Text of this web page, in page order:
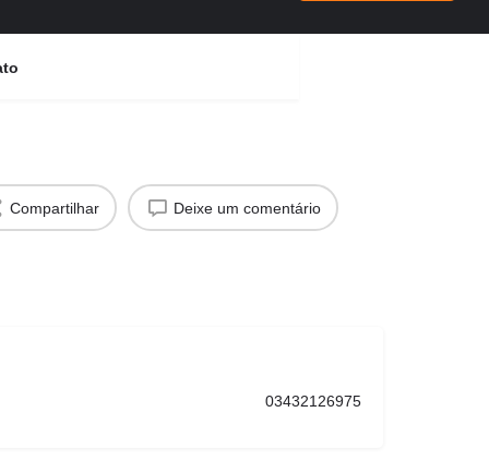
Compartilhar Deixe um comentário
03432126975